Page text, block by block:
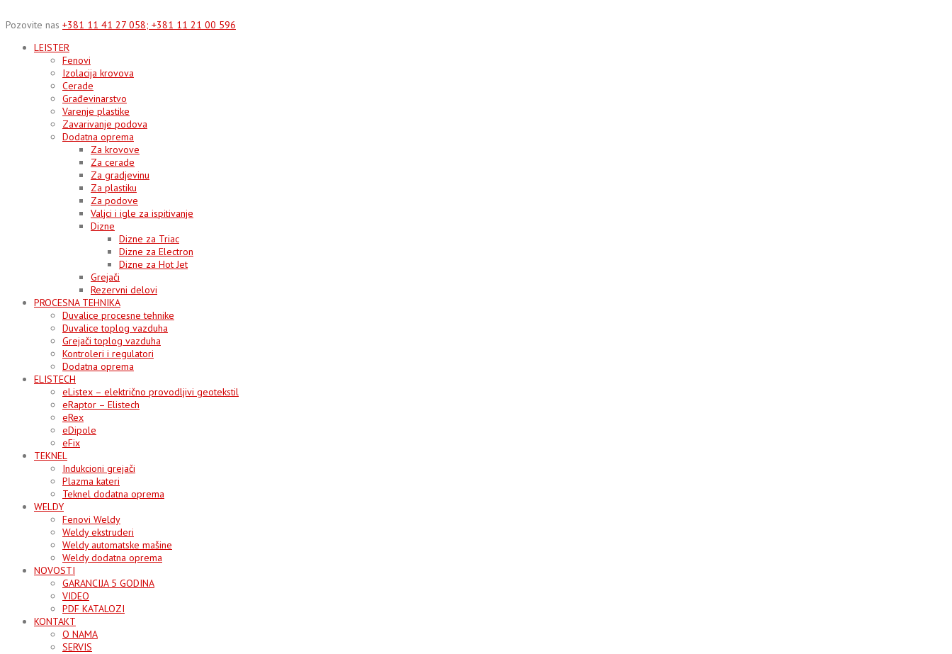
to
Pozovite nas +381 11 41 27 058; +381 11 21 00 596
LEISTER
Fenovi
Izolacija krovova
Cerade
Građevinarstvo
Varenje plastike
Zavarivanje podova
Dodatna oprema
Za krovove
Za cerade
Za gradjevinu
Za plastiku
Za podove
Valjci i igle za ispitivanje
Dizne
Dizne za Triac
Dizne za Electron
Dizne za Hot Jet
Grejači
Rezervni delovi
PROCESNA TEHNIKA
Duvalice procesne tehnike
Duvalice toplog vazduha
Grejači toplog vazduha
Kontroleri i regulatori
Dodatna oprema
ELISTECH
eListex – električno provodljivi geotekstil
eRaptor – Elistech
eRex
eDipole
eFix
TEKNEL
Indukcioni grejači
Plazma kateri
Teknel dodatna oprema
WELDY
Fenovi Weldy
Weldy ekstruderi
Weldy automatske mašine
Weldy dodatna oprema
NOVOSTI
GARANCIJA 5 GODINA
VIDEO
PDF KATALOZI
KONTAKT
O NAMA
SERVIS